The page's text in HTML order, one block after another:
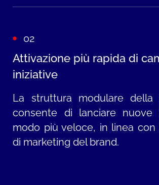
Maggiore autonomia nella
contenuti: l'introduzione
headless consente ai
modo diretto, senza
sviluppi tecnici.
02
Attivazione più rapida di
iniziative
La struttura modulare della
consente di lanciare nuove
modo più veloce, in linea con
di marketing del brand.